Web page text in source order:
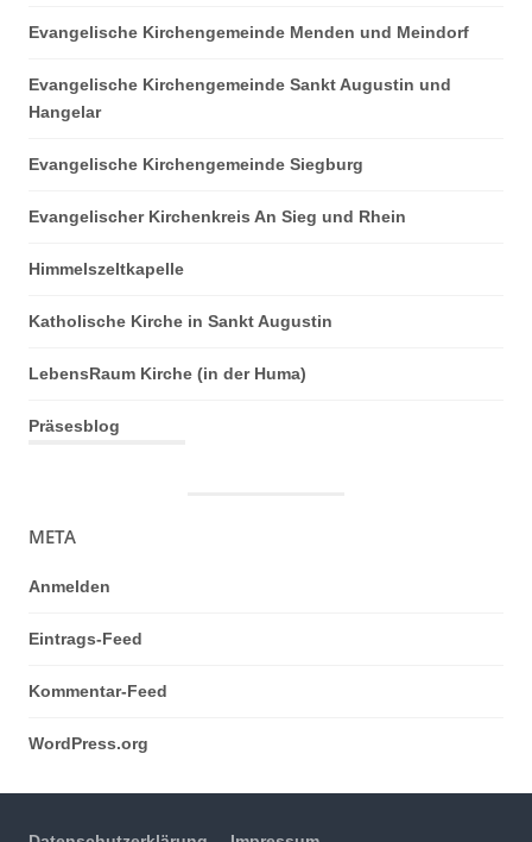
Evangelische Kirchengemeinde Menden und Meindorf
Evangelische Kirchengemeinde Sankt Augustin und
Hangelar
Evangelische Kirchengemeinde Siegburg
Evangelischer Kirchenkreis An Sieg und Rhein
Himmelszeltkapelle
Katholische Kirche in Sankt Augustin
LebensRaum Kirche (in der Huma)
Präsesblog
META
Anmelden
Eintrags-Feed
Kommentar-Feed
WordPress.org